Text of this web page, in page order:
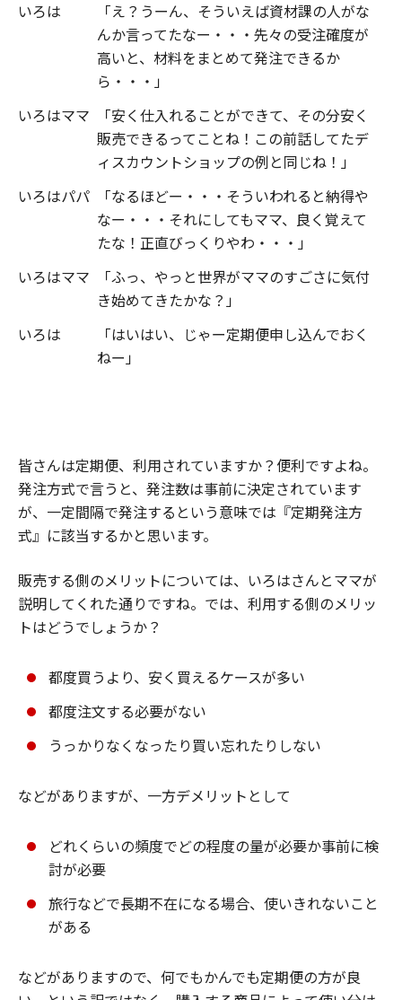
いろは
「え？うーん、そういえば資材課の人がな
んか言ってたなー・・・先々の受注確度が
高いと、材料をまとめて発注できるか
ら・・・」
いろはママ
「安く仕入れることができて、その分安く
販売できるってことね！この前話してたデ
ィスカウントショップの例と同じね！」
いろはパパ
「なるほどー・・・そういわれると納得や
なー・・・それにしてもママ、良く覚えて
たな！正直びっくりやわ・・・」
いろはママ
「ふっ、やっと世界がママのすごさに気付
き始めてきたかな？」
いろは
「はいはい、じゃー定期便申し込んでおく
ねー」
皆さんは定期便、利用されていますか？便利ですよね。
発注方式で言うと、発注数は事前に決定されています
が、一定間隔で発注するという意味では『定期発注方
式』に該当するかと思います。
販売する側のメリットについては、いろはさんとママが
説明してくれた通りですね。では、利用する側のメリッ
トはどうでしょうか？
都度買うより、安く買えるケースが多い
都度注文する必要がない
うっかりなくなったり買い忘れたりしない
などがありますが、一方デメリットとして
どれくらいの頻度でどの程度の量が必要か事前に検
討が必要
旅行などで長期不在になる場合、使いきれないこと
がある
などがありますので、何でもかんでも定期便の方が良